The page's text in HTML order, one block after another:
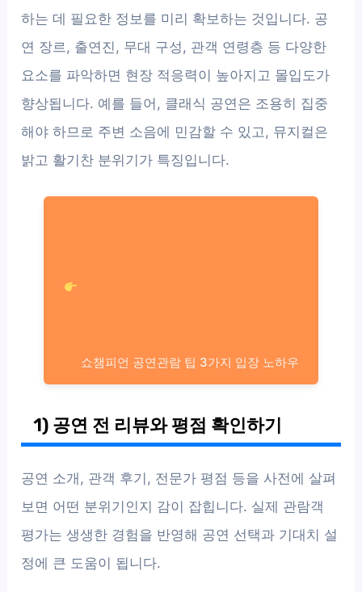
하는 데 필요한 정보를 미리 확보하는 것입니다. 공
연 장르, 출연진, 무대 구성, 관객 연령층 등 다양한
요소를 파악하면 현장 적응력이 높아지고 몰입도가
향상됩니다. 예를 들어, 클래식 공연은 조용히 집중
해야 하므로 주변 소음에 민감할 수 있고, 뮤지컬은
밝고 활기찬 분위기가 특징입니다.
쇼챔피언 공연관람 팁 3가지 입장 노하우
1) 공연 전 리뷰와 평점 확인하기
공연 소개, 관객 후기, 전문가 평점 등을 사전에 살펴
보면 어떤 분위기인지 감이 잡힙니다. 실제 관람객
평가는 생생한 경험을 반영해 공연 선택과 기대치 설
정에 큰 도움이 됩니다.